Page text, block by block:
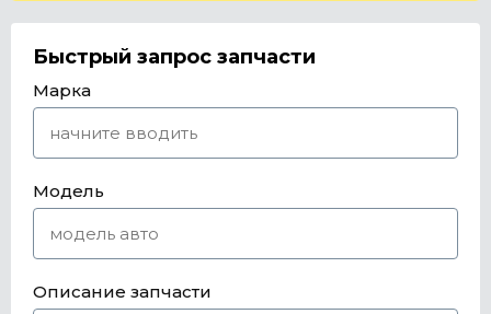
Быстрый запрос запчасти
Марка
Модель
Описание запчасти